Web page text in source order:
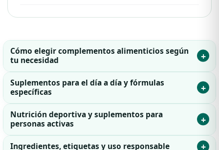
Cómo elegir complementos alimenticios según
tu necesidad
+
Los complementos alimenticios reúnen fórmulas pensadas
para complementar la dieta en momentos concretos o dentro
de una rutina diaria. En esta categoría puedes elegir entre
suplementos en cápsulas, comprimidos, sobres, líquidos o
polvos, con composiciones orientadas a diferentes
necesidades nutricionales, estilos de vida y hábitos de
actividad física.
Suplementos para el día a día y fórmulas
específicas
+
Dentro de los complementos alimenticios puedes encontrar
productos con enfoques muy distintos. Algunas fórmulas
están orientadas a un aporte general de nutrientes; otras se
centran en ingredientes concretos como vitaminas,
Nutrición deportiva y suplementos para
personas activas
+
La nutrición deportiva tiene un peso importante dentro de
Ingredientes, etiquetas y uso responsable +